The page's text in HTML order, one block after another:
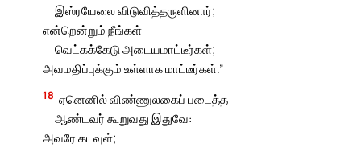
இஸ்ரயேலை விடுவித்தருளினார்;
என்றென்றும் நீங்கள்
வெட்கக்கேடு அடையமாட்டீர்கள்;
அவமதிப்புக்கும் உள்ளாக மாட்டீர்கள்.”
18 ஏனெனில் விண்ணுலகைப் படைத்த
ஆண்டவர் கூறுவது இதுவே:
அவரே கடவுள்;